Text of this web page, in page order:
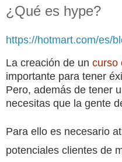
¿Qué es hype?
https://hotmart.com/es/
La creación de un curso
importante para tener
Pero, además de tener
necesitas que la gente
Para ello es necesario
potenciales clientes de